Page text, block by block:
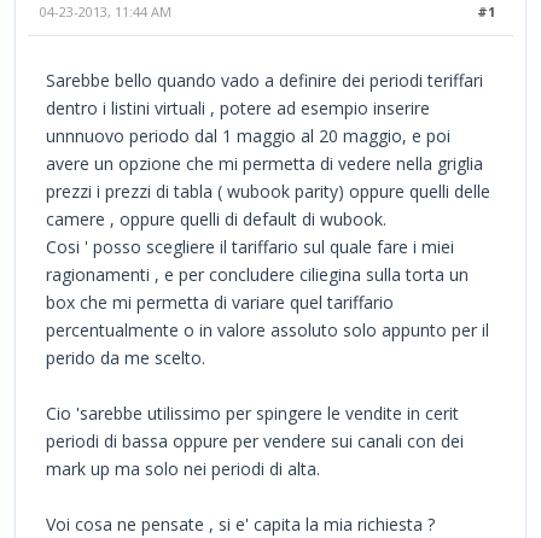
#1
04-23-2013, 11:44 AM
Sarebbe bello quando vado a definire dei periodi teriffari
dentro i listini virtuali , potere ad esempio inserire
unnnuovo periodo dal 1 maggio al 20 maggio, e poi
avere un opzione che mi permetta di vedere nella griglia
prezzi i prezzi di tabla ( wubook parity) oppure quelli delle
camere , oppure quelli di default di wubook.
Cosi ' posso scegliere il tariffario sul quale fare i miei
ragionamenti , e per concludere ciliegina sulla torta un
box che mi permetta di variare quel tariffario
percentualmente o in valore assoluto solo appunto per il
perido da me scelto.
Cio 'sarebbe utilissimo per spingere le vendite in cerit
periodi di bassa oppure per vendere sui canali con dei
mark up ma solo nei periodi di alta.
Voi cosa ne pensate , si e' capita la mia richiesta ?